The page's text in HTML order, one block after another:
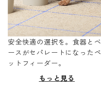
安全快適の選択を。食器とベ
ースがセパレートになったペ
ットフィーダー。
もっと見る